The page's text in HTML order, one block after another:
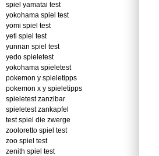
spiel yamatai test
yokohama spiel test
yomi spiel test
yeti spiel test
yunnan spiel test
yedo spieletest
yokohama spieletest
pokemon y spieletipps
pokemon x y spieletipps
spieletest zanzibar
spieletest zankapfel
test spiel die zwerge
zooloretto spiel test
zoo spiel test
zenith spiel test